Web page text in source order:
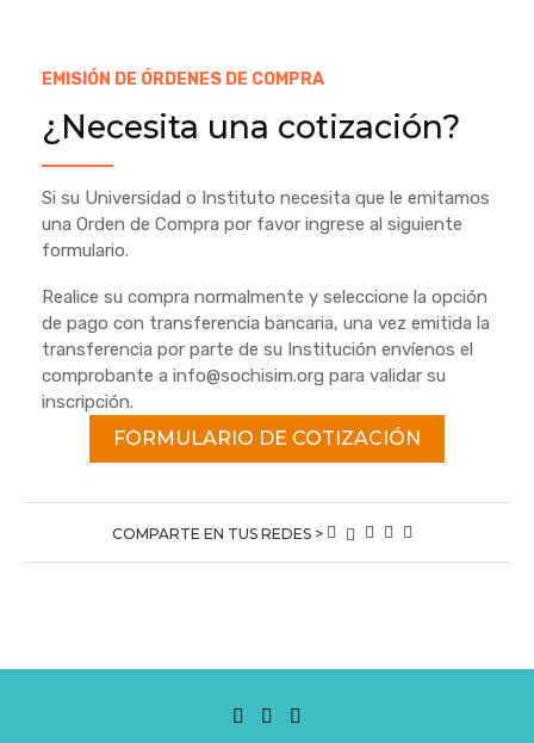
EMISIÓN DE ÓRDENES DE COMPRA
¿Necesita una cotización?
Si su Universidad o Instituto necesita que le emitamos
una Orden de Compra por favor ingrese al siguiente
formulario.
Realice su compra normalmente y seleccione la opción
de pago con transferencia bancaria, una vez emitida la
transferencia por parte de su Institución envíenos el
comprobante a info@sochisim.org para validar su
inscripción.
FORMULARIO DE COTIZACIÓN
COMPARTE EN TUS REDES >